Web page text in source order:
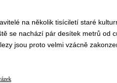
na několik tisíciletí staré
se nachází pár desítek metrů od
jsou proto velmi vzácně